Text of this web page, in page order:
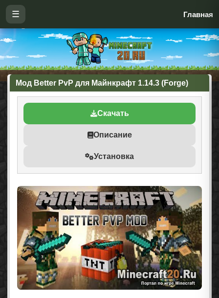
☰ Главная
Мод Better PvP для Майнкрафт 1.14.3 (Forge)
Скачать
Описание
Установка